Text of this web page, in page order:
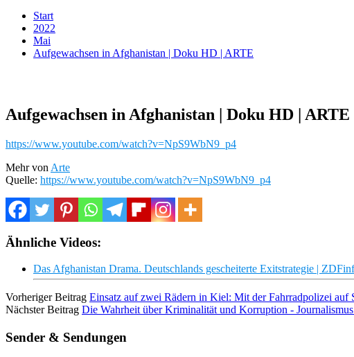
Start
2022
Mai
Aufgewachsen in Afghanistan | Doku HD | ARTE
Aufgewachsen in Afghanistan | Doku HD | ARTE
https://www.youtube.com/watch?v=NpS9WbN9_p4
Mehr von Arte
Quelle: https://www.youtube.com/watch?v=NpS9WbN9_p4
Ähnliche Videos:
Das Afghanistan Drama. Deutschlands gescheiterte Exitstrategie |
Vorheriger Beitrag Einsatz auf zwei Rädern in Kiel: Mit der Fahrradpolizei
Nächster Beitrag Die Wahrheit über Kriminalität und Korruption -
Sender & Sendungen